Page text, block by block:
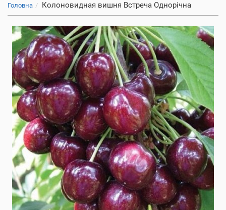
Головна Колоновидная вишня Встреча Однорічна